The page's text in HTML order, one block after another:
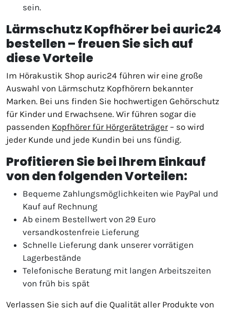
sein.
Lärmschutz Kopfhörer bei auric24
bestellen – freuen Sie sich auf
diese Vorteile
Im Hörakustik Shop auric24 führen wir eine große
Auswahl von Lärmschutz Kopfhörern bekannter
Marken. Bei uns finden Sie hochwertigen Gehörschutz
für Kinder und Erwachsene. Wir führen sogar die
passenden Kopfhörer für Hörgeräteträger– so wird
jeder Kunde und jede Kundin bei uns fündig.
Profitieren Sie bei Ihrem Einkauf
von den folgenden Vorteilen:
Bequeme Zahlungsmöglichkeiten wie PayPal und
Kauf auf Rechnung
Ab einem Bestellwert von 29 Euro
versandkostenfreie Lieferung
Schnelle Lieferung dank unserer vorrätigen
Lagerbestände
Telefonische Beratung mit langen Arbeitszeiten
von früh bis spät
Verlassen Sie sich auf die Qualität aller Produkte von